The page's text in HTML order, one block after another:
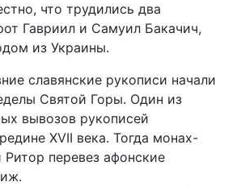
что трудились два
Гавриил и Самуил Бакачич,
из Украины.
славянские рукописи начали
Святой Горы. Один из
вывозов рукописей
XVII века. Тогда монах-
перевез афонские